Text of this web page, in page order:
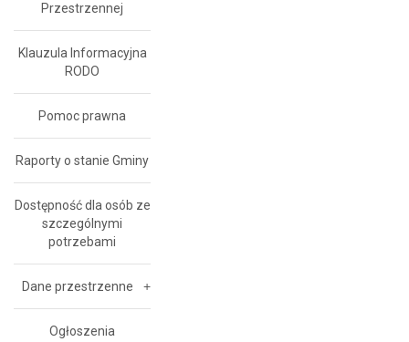
Przestrzennej
Klauzula Informacyjna
RODO
Pomoc prawna
Raporty o stanie Gminy
Dostępność dla osób ze
szczególnymi
potrzebami
Dane przestrzenne
Ogłoszenia